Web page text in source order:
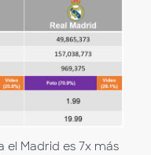
el Madrid es 7x más